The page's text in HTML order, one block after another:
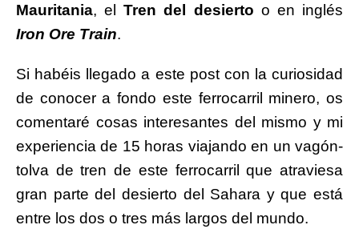
Mauritania, elTren del desierto o en inglés
Iron Ore Train.
Si habéis llegado a este post con la curiosidad
de conocer a fondo este ferrocarril minero, os
comentaré cosas interesantes del mismo y mi
experiencia de 15 horas viajando en un vagón-
tolva de tren de este ferrocarril que atraviesa
gran parte del desierto del Sahara y que está
entre los dos o tres más largos del mundo.